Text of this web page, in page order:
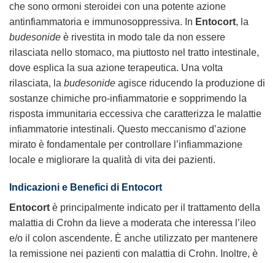
che sono ormoni steroidei con una potente azione
antinfiammatoria e immunosoppressiva. In Entocort, la
budesonide è rivestita in modo tale da non essere
rilasciata nello stomaco, ma piuttosto nel tratto intestinale,
dove esplica la sua azione terapeutica. Una volta
rilasciata, la budesonide agisce riducendo la produzione di
sostanze chimiche pro-infiammatorie e sopprimendo la
risposta immunitaria eccessiva che caratterizza le malattie
infiammatorie intestinali. Questo meccanismo d’azione
mirato è fondamentale per controllare l’infiammazione
locale e migliorare la qualità di vita dei pazienti.
Indicazioni e Benefici di Entocort
Entocort è principalmente indicato per il trattamento della
malattia di Crohn da lieve a moderata che interessa l’ileo
e/o il colon ascendente. È anche utilizzato per mantenere
la remissione nei pazienti con malattia di Crohn. Inoltre, è